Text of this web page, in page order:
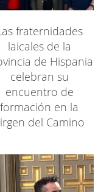
fraternidades
laicales de la
de Hispania
celebran su
encuentro de
formación en la
del Camino